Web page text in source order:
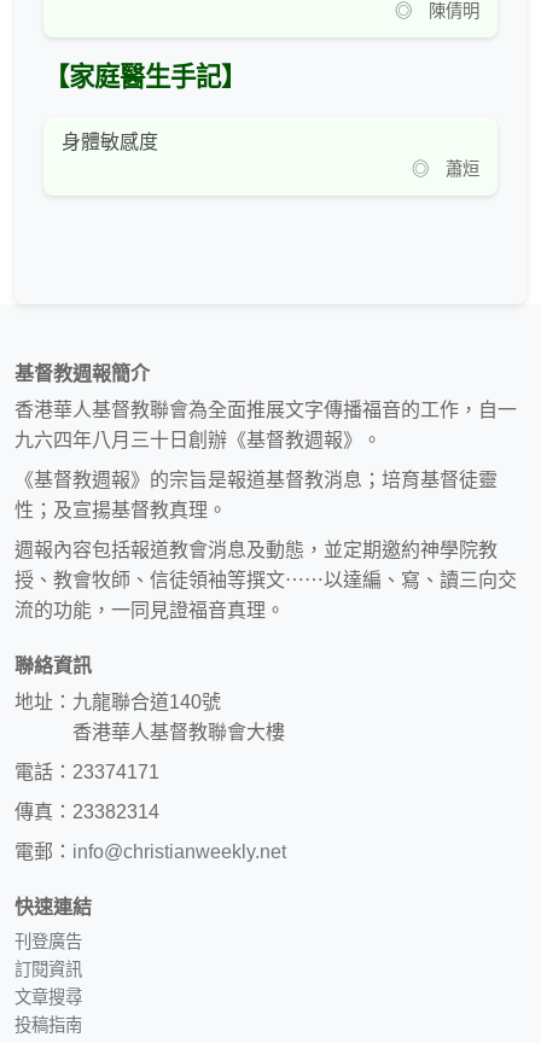
◎ 陳倩明
【家庭醫生手記】
身體敏感度
◎ 蕭烜
基督教週報簡介
香港華人基督教聯會為全面推展文字傳播福音的工作，自一
九六四年八月三十日創辦《基督教週報》。
《基督教週報》的宗旨是報道基督教消息；培育基督徒靈
性；及宣揚基督教真理。
週報內容包括報道教會消息及動態，並定期邀約神學院教
授、教會牧師、信徒領袖等撰文⋯⋯以達編、寫、讀三向交
流的功能，一同見證福音真理。
聯絡資訊
地址：九龍聯合道140號
香港華人基督教聯會大樓
電話：23374171
傳真：23382314
電郵： info@christianweekly.net
快速連結
刊登廣告
訂閱資訊
文章搜尋
投稿指南